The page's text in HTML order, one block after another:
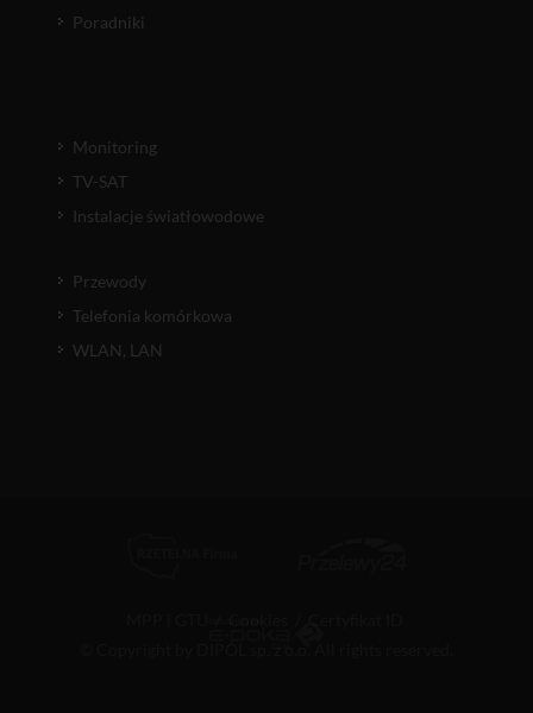
Poradniki
Monitoring
TV-SAT
Instalacje światłowodowe
Przewody
Telefonia komórkowa
WLAN, LAN